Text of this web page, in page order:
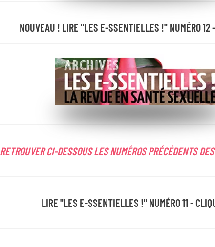
NOUVEAU ! LIRE "LES E-SSENTIELLES !" NUMÉRO 12
RETROUVER CI-DESSOUS LES NUMÉROS PRÉCÉDENTS
LIRE "LES E-SSENTIELLES !" NUMÉRO 11 -